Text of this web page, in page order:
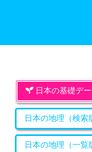
日本の基礎デ
日本の地理（検索
日本の地理（一覧